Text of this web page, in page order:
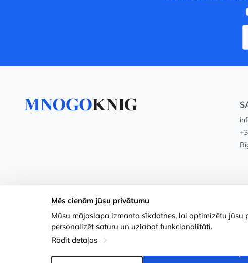
Mēs cienām jūsu privātumu
Mūsu mājaslapa izmanto sīkdatnes, lai optimizētu
personalizēt saturu un uzlabot funkcionalitāti.
Rādīt detaļas